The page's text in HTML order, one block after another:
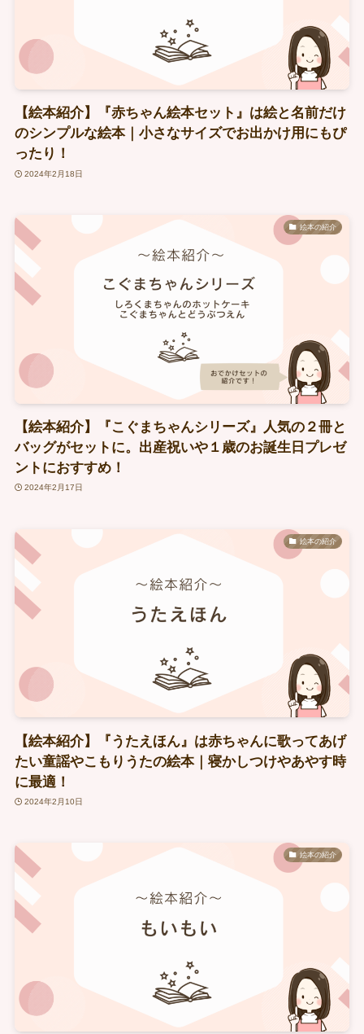
【絵本紹介】『赤ちゃん絵本セット』は絵と名前だけ
のシンプルな絵本｜小さなサイズでお出かけ用にもぴ
ったり！
2024年2月18日
絵本の紹介
【絵本紹介】『こぐまちゃんシリーズ』人気の２冊と
バッグがセットに。出産祝いや１歳のお誕生日プレゼ
ントにおすすめ！
2024年2月17日
絵本の紹介
【絵本紹介】『うたえほん』は赤ちゃんに歌ってあげ
たい童謡やこもりうたの絵本｜寝かしつけやあやす時
に最適！
2024年2月10日
絵本の紹介